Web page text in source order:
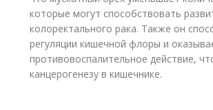
которые могут способствовать
колоректального рака. Также он
регуляции кишечной флоры и
противовоспалительное действие,
канцерогенезу в кишечнике.